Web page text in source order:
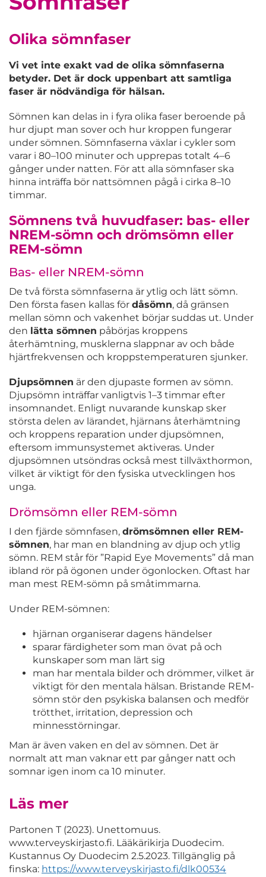
Olika sömnfaser
Vi vet inte exakt vad de olika sömnfaserna
betyder. Det är dock uppenbart att samtliga
faser är nödvändiga för hälsan.
Sömnen kan delas in i fyra olika faser beroende på
hur djupt man sover och hur kroppen fungerar
under sömnen. Sömnfaserna växlar i cykler som
varar i 80–100 minuter och upprepas totalt 4–6
gånger under natten. För att alla sömnfaser ska
hinna inträffa bör nattsömnen pågå i cirka 8–10
timmar.
Sömnens två huvudfaser: bas- eller
NREM-sömn och drömsömn eller
REM-sömn
Bas- eller NREM-sömn
De två första sömnfaserna är ytlig och lätt sömn.
Den första fasen kallas för dåsömn, då gränsen
mellan sömn och vakenhet börjar suddas ut. Under
den lätta sömnen påbörjas kroppens
återhämtning, musklerna slappnar av och både
hjärtfrekvensen och kroppstemperaturen sjunker.
Djupsömnen är den djupaste formen av sömn.
Djupsömn inträffar vanligtvis 1–3 timmar efter
insomnandet. Enligt nuvarande kunskap sker
största delen av lärandet, hjärnans återhämtning
och kroppens reparation under djupsömnen,
eftersom immunsystemet aktiveras. Under
djupsömnen utsöndras också mest tillväxthormon,
vilket är viktigt för den fysiska utvecklingen hos
unga.
Drömsömn eller REM-sömn
I den fjärde sömnfasen, drömsömnen eller REM-
sömnen, har man en blandning av djup och ytlig
sömn. REM står för ”Rapid Eye Movements” då man
ibland rör på ögonen under ögonlocken. Oftast har
man mest REM-sömn på småtimmarna.
Under REM-sömnen:
hjärnan organiserar dagens händelser
sparar färdigheter som man övat på och
kunskaper som man lärt sig
man har mentala bilder och drömmer, vilket är
viktigt för den mentala hälsan. Bristande REM-
sömn stör den psykiska balansen och medför
trötthet, irritation, depression och
minnesstörningar.
Man är även vaken en del av sömnen. Det är
normalt att man vaknar ett par gånger natt och
somnar igen inom ca 10 minuter.
Läs mer
Partonen T (2023). Unettomuus.
www.terveyskirjasto.fi. Lääkärikirja Duodecim.
Kustannus Oy Duodecim 2.5.2023. Tillgänglig på
finska: https://www.terveyskirjasto.fi/dlk00534